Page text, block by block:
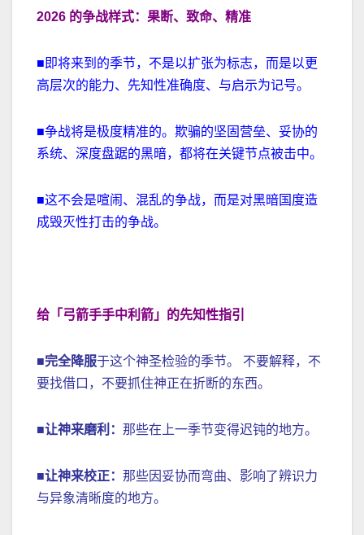
2026 的争战样式：果断、致命、精准
■即将来到的季节，不是以扩张为标志，而是以更
高层次的能力、先知性准确度、与启示为记号。
■争战将是极度精准的。欺骗的坚固营垒、妥协的
系统、深度盘踞的黑暗，都将在关键节点被击中。
■这不会是喧闹、混乱的争战，而是对黑暗国度造
成毁灭性打击的争战。
给「弓箭手手中利箭」的先知性指引
■完全降服于这个神圣检验的季节。 不要解释，不
要找借口，不要抓住神正在折断的东西。
■让神来磨利： 那些在上一季节变得迟钝的地方。
■让神来校正： 那些因妥协而弯曲、影响了辨识力
与异象清晰度的地方。